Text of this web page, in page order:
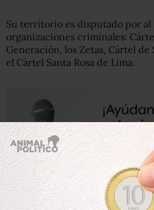
Su territorio es disputado por al
organizaciones criminales:
Generación, los Zetas, Cártel de
el Cártel Santa Rosa de Lima.